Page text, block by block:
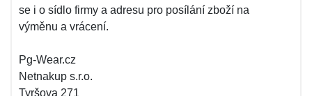
se i o sídlo firmy a adresu pro posílání zboží na
výměnu a vrácení.
Pg-Wear.cz
Netnakup s.r.o.
Tyršova 271